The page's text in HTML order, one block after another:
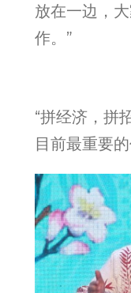
放在一边，
作。”
“拼经济，拼
目前最重要